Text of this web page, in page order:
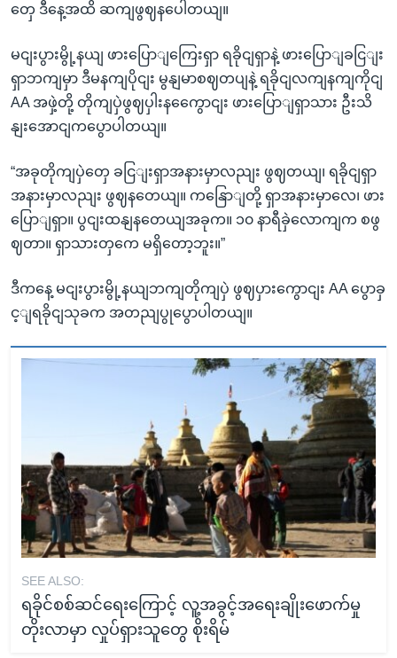
တှေ ဒီနေ့အထိ ဆကျဖွဈနပေါတယျ။
မငျးပွားမွို့နယျ ဖားပြောျကြေးရှာ ရခိုငျရှာနဲ့ ဖားပြောျခငြျး
ရှာဘကျမှာ ဒီမနကျပိုငျး မွနျမာစဈတပျနဲ့ ရခိုငျလကျနကျကိုငျ
AA အဖှဲ့တို့ တိုကျပှဲဖွဈပှါးနကွေောငျး ဖားပြောျရှာသား ဦးသိ
နျးအောငျကပွောပါတယျ။
“အခုတိုကျပှဲတှေ ခငြျးရှာအနားမှာလညျး ဖွဈတယျ၊ ရခိုငျရှာ
အနားမှာလညျး ဖွဈနတေယျ။ ကနြောျတို့ ရှာအနားမှာလေ၊ ဖား
ပြောျရှာ။ ပွငျးထနျနတေယျအခုက။ ၁၀ နာရီခှဲလောကျက စဖွ
ဈတာ။ ရှာသားတှကေ မရှိတော့ဘူး။”
ဒီကနေ့ မငျးပွားမွို့နယျဘကျတိုကျပှဲ ဖွဈပှားကွောငျး AA ပွောခှ
င့ျရခိုငျသုခက အတညျပွုပွောပါတယျ။
SEE ALSO:
ရခိုင်စစ်ဆင်ရေးကြောင့် လူ့အခွင့်အရေးချိုးဖောက်မှု
တိုးလာမှာ လှုပ်ရှားသူတွေ စိုးရိမ်